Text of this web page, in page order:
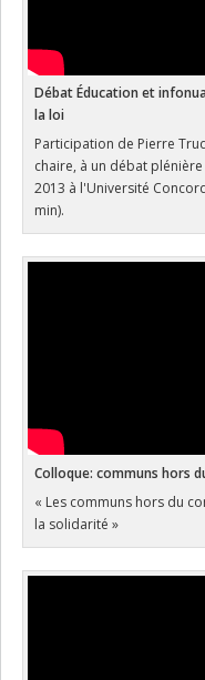
Débat Éducation et
la loi
Participation de Pierre
chaire, à un débat
2013 à l'Université
min).
Colloque: communs hors
« Les communs hors du
la solidarité »